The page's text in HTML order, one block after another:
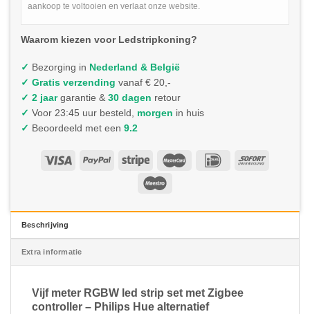
aankoop te voltooien en verlaat onze website.
Waarom kiezen voor Ledstripkoning?
✓ Bezorging in Nederland & België
✓ Gratis verzending vanaf € 20,-
✓ 2 jaargarantie & 30 dagen retour
✓ Voor 23:45 uur besteld, morgen in huis
✓ Beoordeeld met een 9.2
Beschrijving
Extra informatie
Vijf meter RGBW led strip set met Zigbee
controller – Philips Hue alternatief